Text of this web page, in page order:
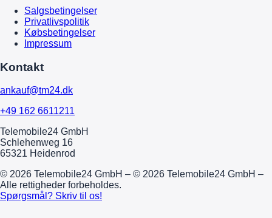
Salgsbetingelser
Privatlivspolitik
Købsbetingelser
Impressum
Kontakt
ankauf@tm24.dk
+49 162 6611211
Telemobile24 GmbH
Schlehenweg 16
65321 Heidenrod
© 2026 Telemobile24 GmbH – © 2026 Telemobile24 GmbH –
Alle rettigheder forbeholdes.
Spørgsmål? Skriv til os!